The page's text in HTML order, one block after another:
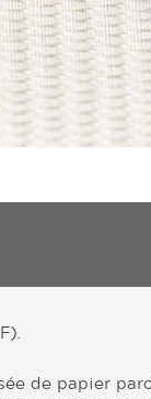
de papier